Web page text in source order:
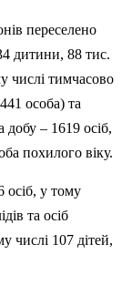
переселено
дитини, 88 тис.
числі тимчасово
особа) та
добу – 1619 осіб,
похилого віку.
осіб, у тому
та осіб
числі 107 дітей,